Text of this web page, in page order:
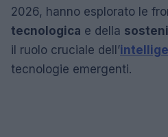
2026, hanno esplorato le
tecnologica e della
il ruolo cruciale dell’
tecnologie emergenti.